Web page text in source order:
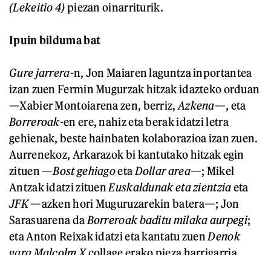
(Lekeitio 4)piezan oinarriturik.
Ipuin bilduma bat
Gure jarrera-n, Jon Maiaren laguntza inportantea
izan zuen Fermin Mugurzak hitzak idazteko orduan
—Xabier Montoiarena zen, berriz, Azkena—, eta
Borreroak-en ere, nahiz eta berak idatzi letra
gehienak, beste hainbaten kolaborazioa izan zuen.
Aurrenekoz, Arkarazok bi kantutako hitzak egin
zituen —Bost gehiagoeta Dollar area—; Mikel
Antzak idatzi zituen Euskaldunak eta zientziaeta
JFK—azken hori Muguruzarekin batera—; Jon
Sarasuarena da Borreroak baditu milaka aurpegi;
eta Anton Reixak idatzi eta kantatu zuen Denok